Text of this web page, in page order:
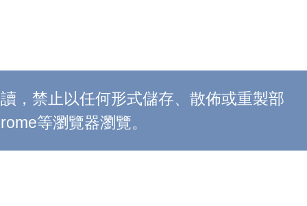
，禁止以任何形式儲存、散佈或重製部
等瀏覽器瀏覽。